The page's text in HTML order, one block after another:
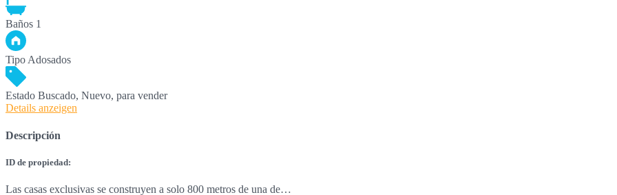
Baños 1
TipoAdosados
Estado Buscado, Nuevo, para vender
Details anzeigen
Descripción
ID de propiedad:
Las casas exclusivas se construyen a solo 800 metros de una de…